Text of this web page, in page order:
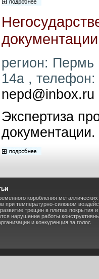
документации
регион:
14а ,
nepd@inbox.ru
Экспертиза
документации.
коробления
при температурно-силовом
трещин в плитах покрытия
нарушение работы
и конкуренция за голос